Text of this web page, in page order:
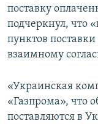
поставку
подчеркнул, что
пунктов поставки
взаимному
«Украинская
«Газпрома», что
поставляются в